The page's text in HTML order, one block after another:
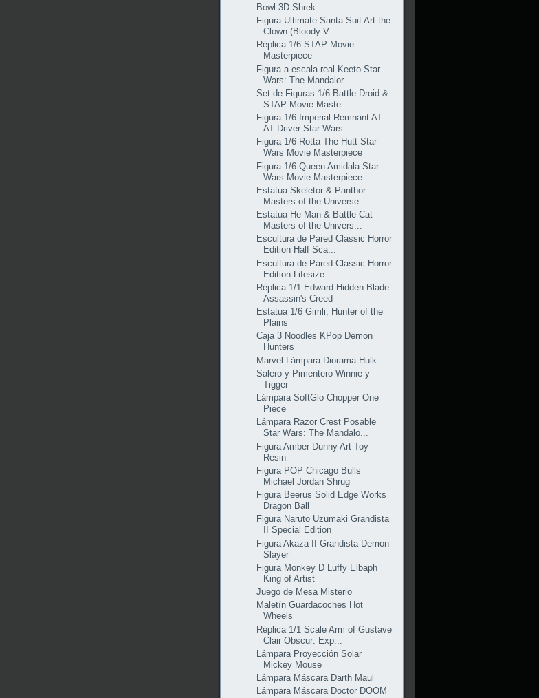
Bowl 3D Shrek
Figura Ultimate Santa Suit Art the
Clown (Bloody V...
Réplica 1/6 STAP Movie
Masterpiece
Figura a escala real Keeto Star
Wars: The Mandalor...
Set de Figuras 1/6 Battle Droid &
STAP Movie Maste...
Figura 1/6 Imperial Remnant AT-
AT Driver Star Wars...
Figura 1/6 Rotta The Hutt Star
Wars Movie Masterpiece
Figura 1/6 Queen Amidala Star
Wars Movie Masterpiece
Estatua Skeletor & Panthor
Masters of the Universe...
Estatua He-Man & Battle Cat
Masters of the Univers...
Escultura de Pared Classic Horror
Edition Half Sca...
Escultura de Pared Classic Horror
Edition Lifesize...
Réplica 1/1 Edward Hidden Blade
Assassin's Creed
Estatua 1/6 Gimli, Hunter of the
Plains
Caja 3 Noodles KPop Demon
Hunters
Marvel Lámpara Diorama Hulk
Salero y Pimentero Winnie y
Tigger
Lámpara SoftGlo Chopper One
Piece
Lámpara Razor Crest Posable
Star Wars: The Mandalo...
Figura Amber Dunny Art Toy
Resin
Figura POP Chicago Bulls
Michael Jordan Shrug
Figura Beerus Solid Edge Works
Dragon Ball
Figura Naruto Uzumaki Grandista
II Special Edition
Figura Akaza II Grandista Demon
Slayer
Figura Monkey D Luffy Elbaph
King of Artist
Juego de Mesa Misterio
Maletín Guardacoches Hot
Wheels
Réplica 1/1 Scale Arm of Gustave
Clair Obscur: Exp...
Lámpara Proyección Solar
Mickey Mouse
Lámpara Máscara Darth Maul
Lámpara Máscara Doctor DOOM